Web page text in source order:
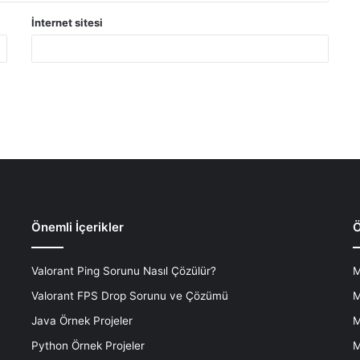
İnternet sitesi
Önemli İçerikler
Valorant Ping Sorunu Nasıl Çözülür?
Valorant FPS Drop Sorunu ve Çözümü
Java Örnek Projeler
Python Örnek Projeler